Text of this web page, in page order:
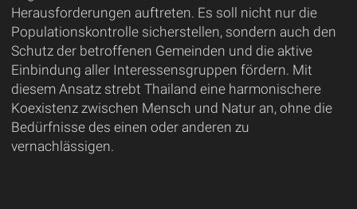
Herausforderungen auftreten. Es soll nicht nur die
Populationskontrolle sicherstellen, sondern auch den
Schutz der betroffenen Gemeinden und die aktive
Einbindung aller Interessensgruppen fördern. Mit
diesem Ansatz strebt Thailand eine harmonischere
Koexistenz zwischen Mensch und Natur an, ohne die
Bedürfnisse des einen oder anderen zu
vernachlässigen.